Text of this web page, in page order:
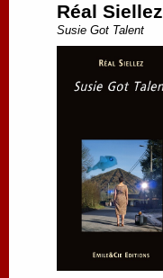
Réal Siellez
Susie Got Talent